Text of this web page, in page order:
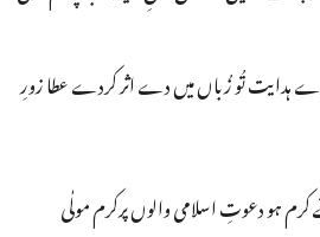
ہدایت تُو زُباں میں دے اثر کردے عطا زورِ
کرم ہو دعوتِ اسلامی والوں پرکرم مولٰی